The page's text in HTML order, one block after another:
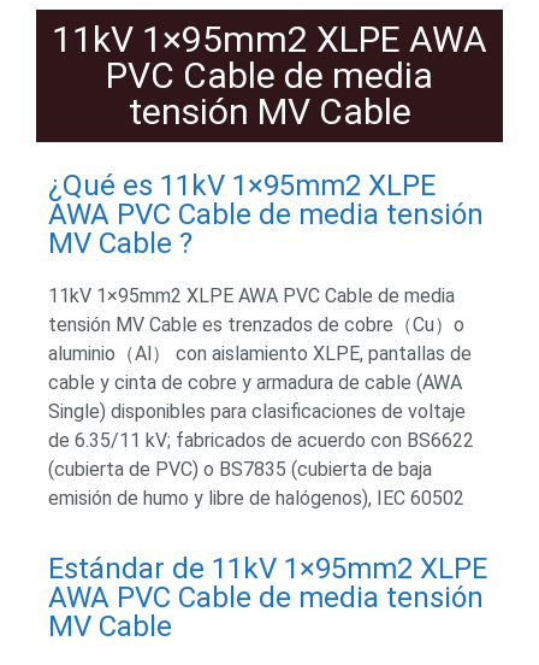
11kV 1×95mm2 XLPE AWA
PVC Cable de media
tensión MV Cable
¿Qué es 11kV 1×95mm2 XLPE
AWA PVC Cable de media tensión
MV Cable ?
11kV 1×95mm2 XLPE AWA PVC Cable de media
tensión MV Cable es trenzados de cobre（Cu）o
aluminio（Al） con aislamiento XLPE, pantallas de
cable y cinta de cobre y armadura de cable (AWA
Single) disponibles para clasificaciones de voltaje
de 6.35/11 kV; fabricados de acuerdo con BS6622
(cubierta de PVC) o BS7835 (cubierta de baja
emisión de humo y libre de halógenos), IEC 60502
Estándar de 11kV 1×95mm2 XLPE
AWA PVC Cable de media tensión
MV Cable